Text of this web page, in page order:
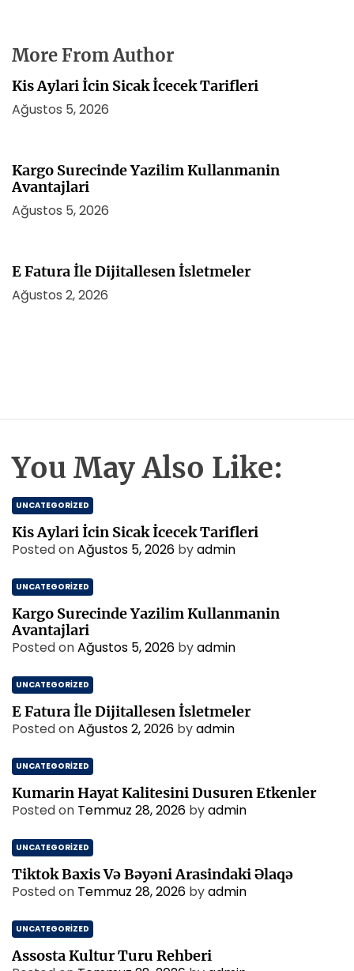
More From Author
Kis Aylari İcin Sicak İcecek Tarifleri
Ağustos 5, 2026
Kargo Surecinde Yazilim Kullanmanin
Avantajlari
Ağustos 5, 2026
E Fatura İle Dijitallesen İsletmeler
Ağustos 2, 2026
You May Also Like:
UNCATEGORIZED
Kis Aylari İcin Sicak İcecek Tarifleri
Posted onAğustos 5, 2026 byadmin
UNCATEGORIZED
Kargo Surecinde Yazilim Kullanmanin
Avantajlari
Posted onAğustos 5, 2026 byadmin
UNCATEGORIZED
E Fatura İle Dijitallesen İsletmeler
Posted onAğustos 2, 2026 byadmin
UNCATEGORIZED
Kumarin Hayat Kalitesini Dusuren Etkenler
Posted on Temmuz 28, 2026 byadmin
UNCATEGORIZED
Tiktok Baxis Və Bəyəni Arasindaki Əlaqə
Posted on Temmuz 28, 2026 byadmin
UNCATEGORIZED
Assosta Kultur Turu Rehberi